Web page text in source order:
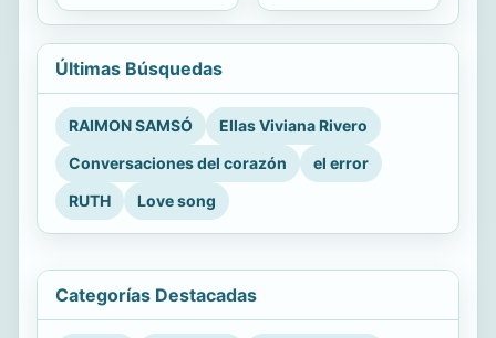
Últimas Búsquedas
RAIMON SAMSÓ
Ellas Viviana Rivero
Conversaciones del corazón
el error
RUTH
Love song
Categorías Destacadas